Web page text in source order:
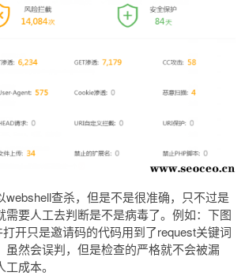
webshell查杀，但是不是很准确，只不过是
需要人工去判断是不是病毒了。例如：下图
开只是邀请码的代码用到了request关键词
虽然会误判，但是检查的严格就不会被漏
成本。